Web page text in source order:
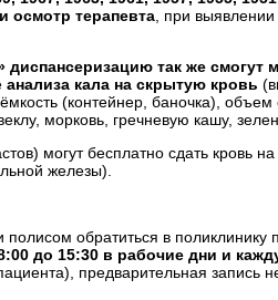
осмотр терапевта , при
так же смогут
анализа кала на скрытую кровь
(контейнер, баночка),
морковь, гречневую кашу,
могут бесплатно сдать
железы).
обратиться в поликлинику
до 15:30 в рабочие дни и
предварительная